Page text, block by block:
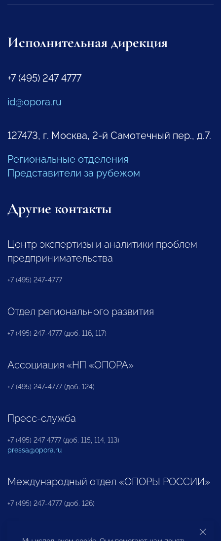
Исполнительная дирекция
+7 (495) 247 4777
id@opora.ru
127473, г. Москва, 2-й Самотечный пер., д.7.
Региональные отделения
Представители за рубежом
Другие контакты
Центр экспертизы и аналитики проблем
предпринимательства
+7 (495) 247-4777
Отдел регионального развития
+7 (495) 247-4777 (доб. 116, 117)
Ассоциация «НП «ОПОРА»
+7 (495) 247-4777 (доб. 124)
Пресс-служба
+7 (495) 247 4777 (доб. 115, 114, 113)
pressa@opora.ru
Международный отдел «ОПОРЫ РОССИИ»
+7 (495) 247-4777 (доб. 126)
Бюро по защите прав предпринимателей и